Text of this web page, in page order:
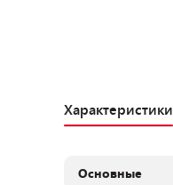
Характеристики
Основные